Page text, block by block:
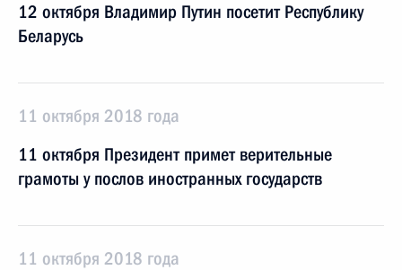
12 октября Владимир Путин посетит Республику
Беларусь
11 октября 2018 года
11 октября Президент примет верительные
грамоты у послов иностранных государств
11 октября 2018 года